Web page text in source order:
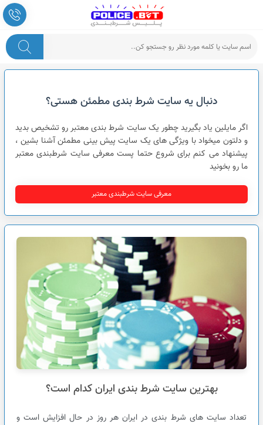
دنبال یه سایت شرط بندی مطمئن هستی؟
اگر مایلین یاد بگیرید چطور یک سایت شرط بندی معتبر رو تشخیص بدید
و دلتون میخواد با ویژگی های یک سایت پیش بینی مطمئن آشنا بشین ،
پیشنهاد می کنم برای شروع حتما پست معرفی سایت شرطبندی معتبر
ما رو بخونید
معرفی سایت شرطبندی معتبر
بهترین سایت شرط بندی ایران کدام است؟
تعداد سایت های شرط بندی در ایران هر روز در حال افزایش است و